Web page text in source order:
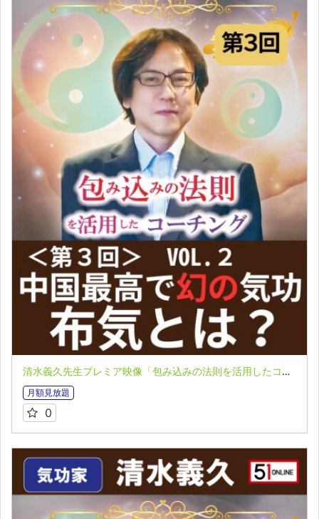
清水義久先生プレミア映像「包み込みの法則を活用したコーチング」第３回 VOL.２：中国最高で幻の気功「布気」とは？
月額見放題
0